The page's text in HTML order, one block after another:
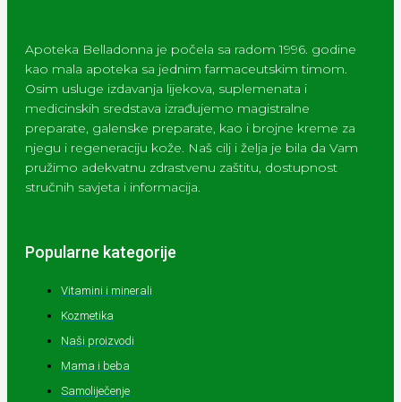
Apoteka Belladonna je počela sa radom 1996. godine
kao mala apoteka sa jednim farmaceutskim timom.
Osim usluge izdavanja lijekova, suplemenata i
medicinskih sredstava izrađujemo magistralne
preparate, galenske preparate, kao i brojne kreme za
njegu i regeneraciju kože. Naš cilj i želja je bila da Vam
pružimo adekvatnu zdrastvenu zaštitu, dostupnost
stručnih savjeta i informacija.
Popularne kategorije
Vitamini i minerali
Kozmetika
Naši proizvodi
Mama i beba
Samoliječenje